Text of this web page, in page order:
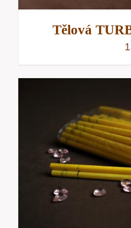
Tělová